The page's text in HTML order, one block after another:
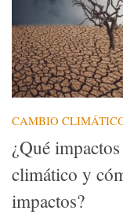
CAMBIO
¿Qué
climático y
impactos?